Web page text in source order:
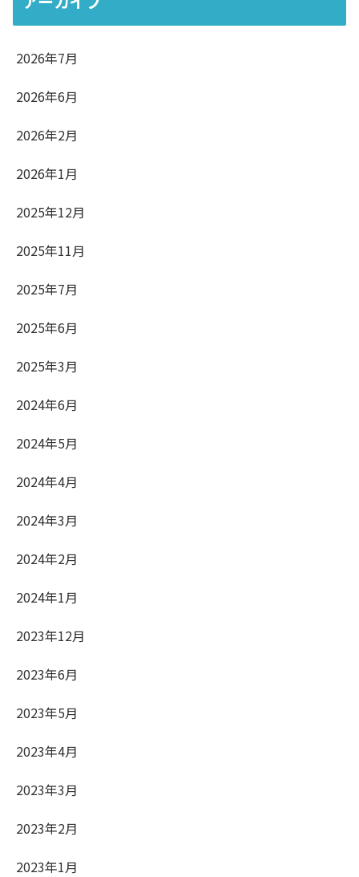
2026年7月
2026年6月
2026年2月
2026年1月
2025年12月
2025年11月
2025年7月
2025年6月
2025年3月
2024年6月
2024年5月
2024年4月
2024年3月
2024年2月
2024年1月
2023年12月
2023年6月
2023年5月
2023年4月
2023年3月
2023年2月
2023年1月